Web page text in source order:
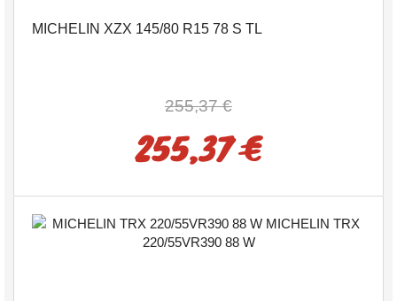
MICHELIN XZX 145/80 R15 78 S TL
255,37 €
255,37 €